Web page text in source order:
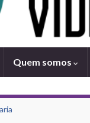
Quem somos